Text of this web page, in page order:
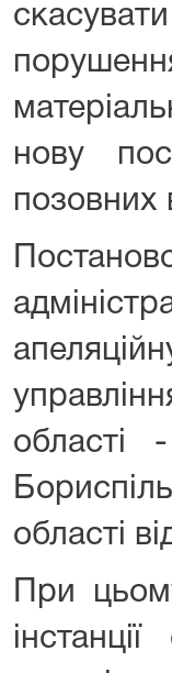
нову
позовних
області
області
При